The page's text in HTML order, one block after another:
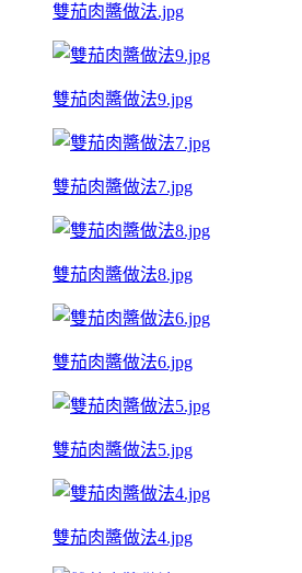
雙茄肉醬做法.jpg
雙茄肉醬做法9.jpg
雙茄肉醬做法7.jpg
雙茄肉醬做法8.jpg
雙茄肉醬做法6.jpg
雙茄肉醬做法5.jpg
雙茄肉醬做法4.jpg